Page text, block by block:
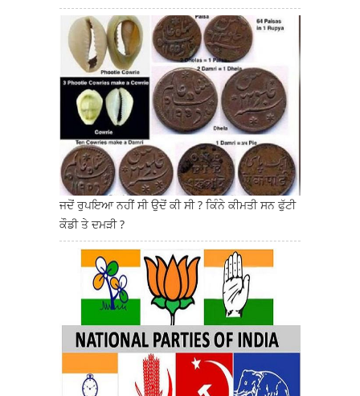
ਜਦੋਂ ਰੁਪਇਆ ਨਹੀਂ ਸੀ ਉਦੋਂ ਕੀ ਸੀ ? ਕਿੰਨੇ ਕੀਮਤੀ ਸਨ ਫੁੱਟੀ
ਕੌਡੀ ਤੇ ਦਮੜੀ ?